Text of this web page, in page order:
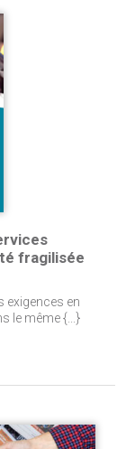
fragilisée
exigences en
le même {...}